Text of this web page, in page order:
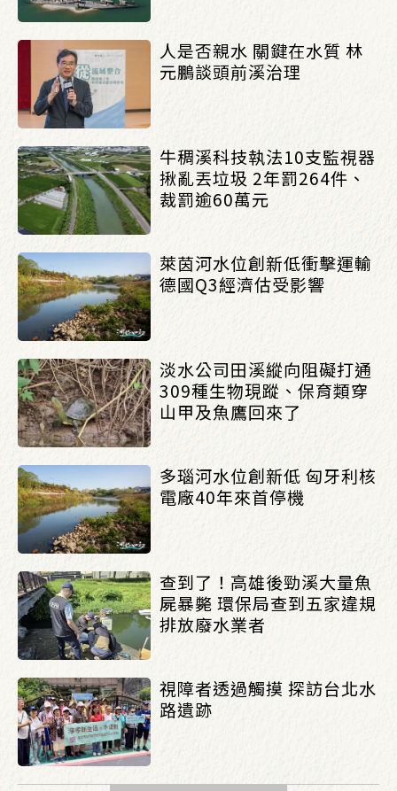
人是否親水 關鍵在水質 林
元鵬談頭前溪治理
牛稠溪科技執法10支監視器
揪亂丟垃圾 2年罰264件、
裁罰逾60萬元
萊茵河水位創新低衝擊運輸
德國Q3經濟估受影響
淡水公司田溪縱向阻礙打通
309種生物現蹤、保育類穿
山甲及魚鷹回來了
多瑙河水位創新低 匈牙利核
電廠40年來首停機
查到了！高雄後勁溪大量魚
屍暴斃 環保局查到五家違規
排放廢水業者
視障者透過觸摸 探訪台北水
路遺跡